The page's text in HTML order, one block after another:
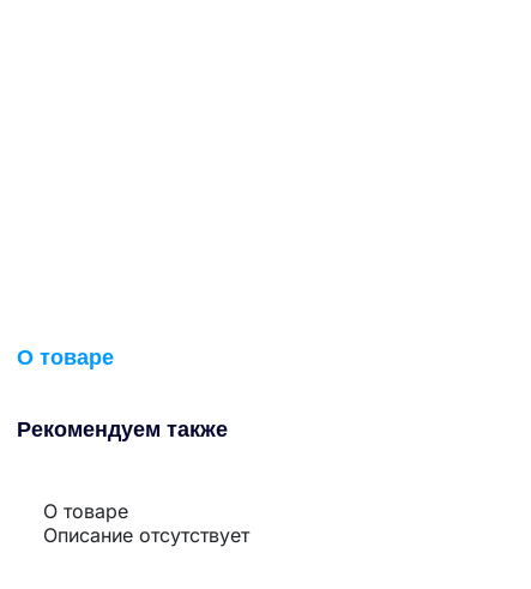
О товаре
Рекомендуем также
О товаре
Описание отсутствует